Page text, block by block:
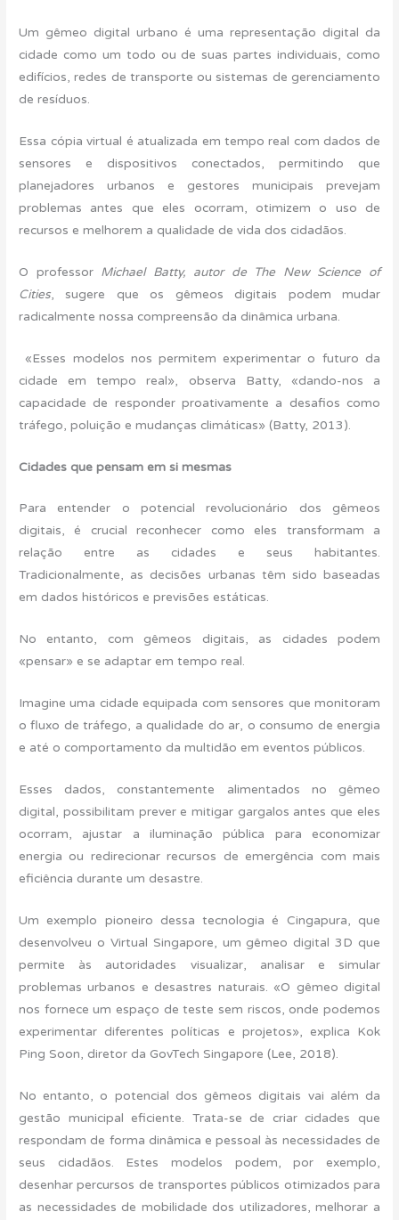
Um gêmeo digital urbano é uma representação digital da
cidade como um todo ou de suas partes individuais, como
edifícios, redes de transporte ou sistemas de gerenciamento
de resíduos.
Essa cópia virtual é atualizada em tempo real com dados de
sensores e dispositivos conectados, permitindo que
planejadores urbanos e gestores municipais prevejam
problemas antes que eles ocorram, otimizem o uso de
recursos e melhorem a qualidade de vida dos cidadãos.
O professor Michael Batty, autor de The New Science of
Cities, sugere que os gêmeos digitais podem mudar
radicalmente nossa compreensão da dinâmica urbana.
«Esses modelos nos permitem experimentar o futuro da
cidade em tempo real», observa Batty, «dando-nos a
capacidade de responder proativamente a desafios como
tráfego, poluição e mudanças climáticas» (Batty, 2013).
Cidades que pensam em si mesmas
Para entender o potencial revolucionário dos gêmeos
digitais, é crucial reconhecer como eles transformam a
relação entre as cidades e seus habitantes.
Tradicionalmente, as decisões urbanas têm sido baseadas
em dados históricos e previsões estáticas.
No entanto, com gêmeos digitais, as cidades podem
«pensar» e se adaptar em tempo real.
Imagine uma cidade equipada com sensores que monitoram
o fluxo de tráfego, a qualidade do ar, o consumo de energia
e até o comportamento da multidão em eventos públicos.
Esses dados, constantemente alimentados no gêmeo
digital, possibilitam prever e mitigar gargalos antes que eles
ocorram, ajustar a iluminação pública para economizar
energia ou redirecionar recursos de emergência com mais
eficiência durante um desastre.
Um exemplo pioneiro dessa tecnologia é Cingapura, que
desenvolveu o Virtual Singapore, um gêmeo digital 3D que
permite às autoridades visualizar, analisar e simular
problemas urbanos e desastres naturais. «O gêmeo digital
nos fornece um espaço de teste sem riscos, onde podemos
experimentar diferentes políticas e projetos», explica Kok
Ping Soon, diretor da GovTech Singapore (Lee, 2018).
No entanto, o potencial dos gêmeos digitais vai além da
gestão municipal eficiente. Trata-se de criar cidades que
respondam de forma dinâmica e pessoal às necessidades de
seus cidadãos. Estes modelos podem, por exemplo,
desenhar percursos de transportes públicos otimizados para
as necessidades de mobilidade dos utilizadores, melhorar a